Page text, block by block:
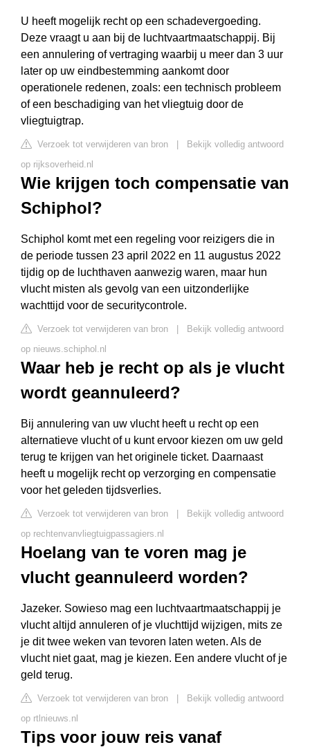
U heeft mogelijk recht op een schadevergoeding.
Deze vraagt u aan bij de luchtvaartmaatschappij. Bij
een annulering of vertraging waarbij u meer dan 3 uur
later op uw eindbestemming aankomt door
operationele redenen, zoals: een technisch probleem
of een beschadiging van het vliegtuig door de
vliegtuigtrap.
Verzoek tot verwijderen van bron
Bekijk volledig antwoord
op rijksoverheid.nl
Wie krijgen toch compensatie van
Schiphol?
Schiphol komt met een regeling voor reizigers die in
de periode tussen 23 april 2022 en 11 augustus 2022
tijdig op de luchthaven aanwezig waren, maar hun
vlucht misten als gevolg van een uitzonderlijke
wachttijd voor de securitycontrole.
Verzoek tot verwijderen van bron
Bekijk volledig antwoord
op nieuws.schiphol.nl
Waar heb je recht op als je vlucht
wordt geannuleerd?
Bij annulering van uw vlucht heeft u recht op een
alternatieve vlucht of u kunt ervoor kiezen om uw geld
terug te krijgen van het originele ticket. Daarnaast
heeft u mogelijk recht op verzorging en compensatie
voor het geleden tijdsverlies.
Verzoek tot verwijderen van bron
Bekijk volledig antwoord
op rechtenvanvliegtuigpassagiers.nl
Hoelang van te voren mag je
vlucht geannuleerd worden?
Jazeker. Sowieso mag een luchtvaartmaatschappij je
vlucht altijd annuleren of je vluchttijd wijzigen, mits ze
je dit twee weken van tevoren laten weten. Als de
vlucht niet gaat, mag je kiezen. Een andere vlucht of je
geld terug.
Verzoek tot verwijderen van bron
Bekijk volledig antwoord
op rtlnieuws.nl
Tips voor jouw reis vanaf